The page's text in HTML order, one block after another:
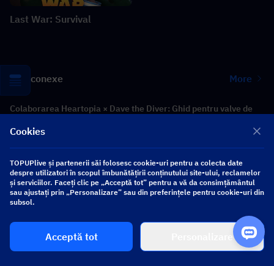
Last War: Survival
Știri conexe More
Colaborarea Heartopia × Dave the Diver: Ghid pentru valve de
Scurgere de informații Zenless Zone Zero 3.2 Claret: Kit,
Materiale, W-Engine Semnătură și Mindscape Cinema
Ghidul evenimentului Where Winds Meet Summer Spree:
Gameplay, sarcini și recompense
Ghidul colaborării GODDESS OF VICTORY: NIKKE × Persona:
Evenimentul PERSONA ON FRONTLINE, personaje, bannere și
Cookies
TOPUPlive și partenerii săi folosesc cookie-uri pentru a colecta date
despre utilizatori în scopul îmbunătățirii conținutului site-ului, reclamelor
și serviciilor. Faceți clic pe „Acceptă tot” pentru a vă da consimțământul
sau ajustați prin „Personalizare” sau din preferințele pentru cookie-uri din
subsol.
Acceptă tot Personalizare